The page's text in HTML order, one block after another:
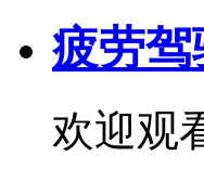
疲劳驾
欢迎观